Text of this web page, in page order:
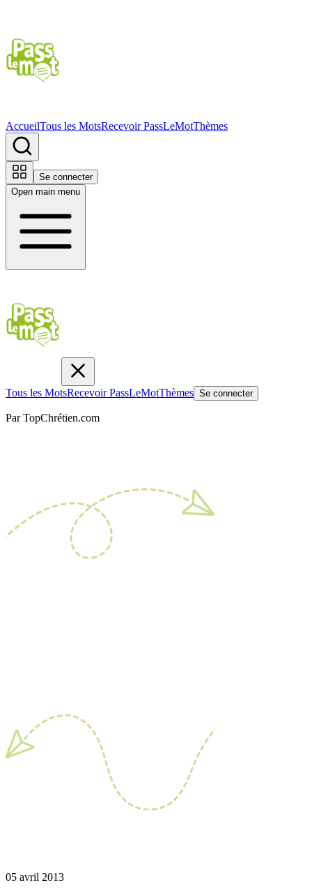
AccueilTous les MotsRecevoir PassLeMotThèmes
Se connecter
Open main menu
Tous les MotsRecevoir PassLeMotThèmes Se connecter
Par TopChrétien.com
05 avril 2013